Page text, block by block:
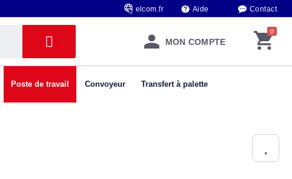
elcom.fr Aide Contact
MON COMPTE
Poste de travail Convoyeur Transfert à palette